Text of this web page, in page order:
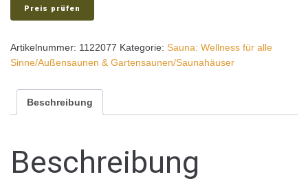
Preis prüfen
Artikelnummer: 1122077 Kategorie: Sauna: Wellness für alle
Sinne/Außensaunen & Gartensaunen/Saunahäuser
Beschreibung
Beschreibung